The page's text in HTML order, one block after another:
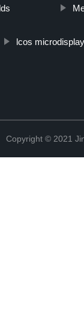
lcos
Copyright © 2021